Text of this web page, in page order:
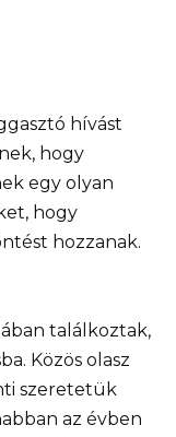
hívást
hogy
egy olyan
hogy
hozzanak.
találkoztak,
Közös olasz
szeretetük
az évben